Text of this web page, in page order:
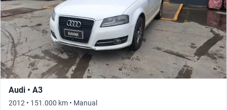
Audi • A3
2012 • 151.000 km • Manual